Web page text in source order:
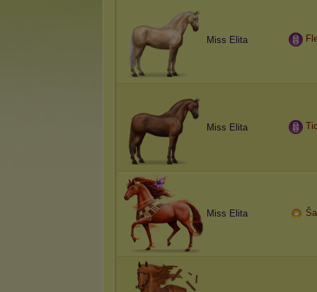
Miss Elita
Miss Elita
Miss Elita